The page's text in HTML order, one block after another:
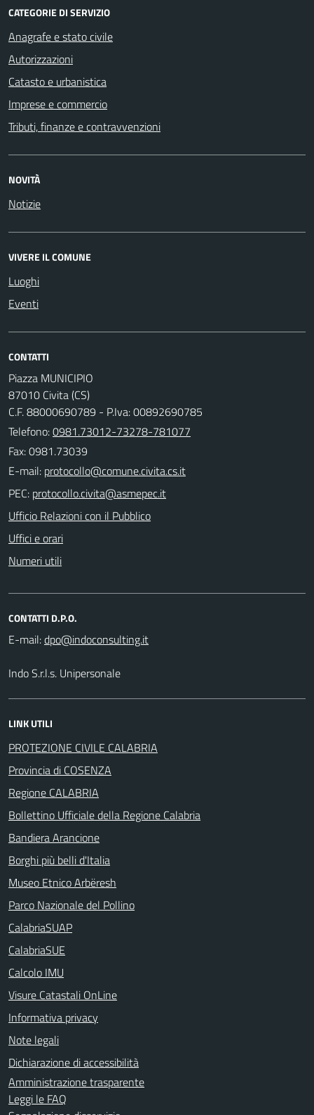
CATEGORIE DI SERVIZIO
Anagrafe e stato civile
Autorizzazioni
Catasto e urbanistica
Imprese e commercio
Tributi, finanze e contravvenzioni
NOVITÀ
Notizie
VIVERE IL COMUNE
Luoghi
Eventi
CONTATTI
Piazza MUNICIPIO
87010 Civita (CS)
C.F. 88000690789 - P.Iva: 00892690785
Telefono:0981.73012-73278-781077
Fax: 0981.73039
E-mail:
PEC:
Ufficio Relazioni con il Pubblico
Uffici e orari
Numeri utili
CONTATTI D.P.O.
E-mail:
Indo S.r.l.s. Unipersonale
LINK UTILI
PROTEZIONE CIVILE CALABRIA
Provincia di COSENZA
Regione CALABRIA
Bollettino Ufficiale della Regione Calabria
Bandiera Arancione
Borghi più belli d'Italia
Museo Etnico Arbëresh
Parco Nazionale del Pollino
CalabriaSUAP
CalabriaSUE
Calcolo IMU
Visure Catastali OnLine
Informativa privacy
Note legali
Dichiarazione di accessibilità
Amministrazione trasparente
Leggi le FAQ